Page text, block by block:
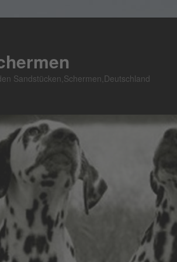
Sandstücken,Schermen,Deutschland